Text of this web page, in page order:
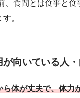
、食間とは食事と食
。
が向いている人
ら体が丈夫で、体力